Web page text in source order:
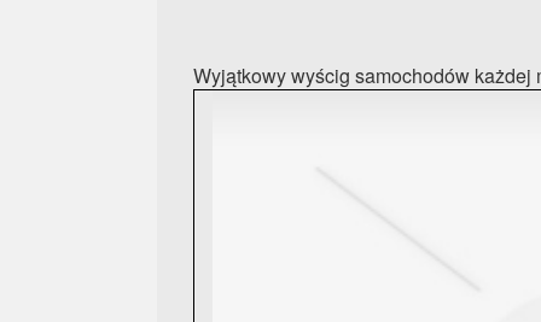
Wyjątkowy wyścig samochodów każdej